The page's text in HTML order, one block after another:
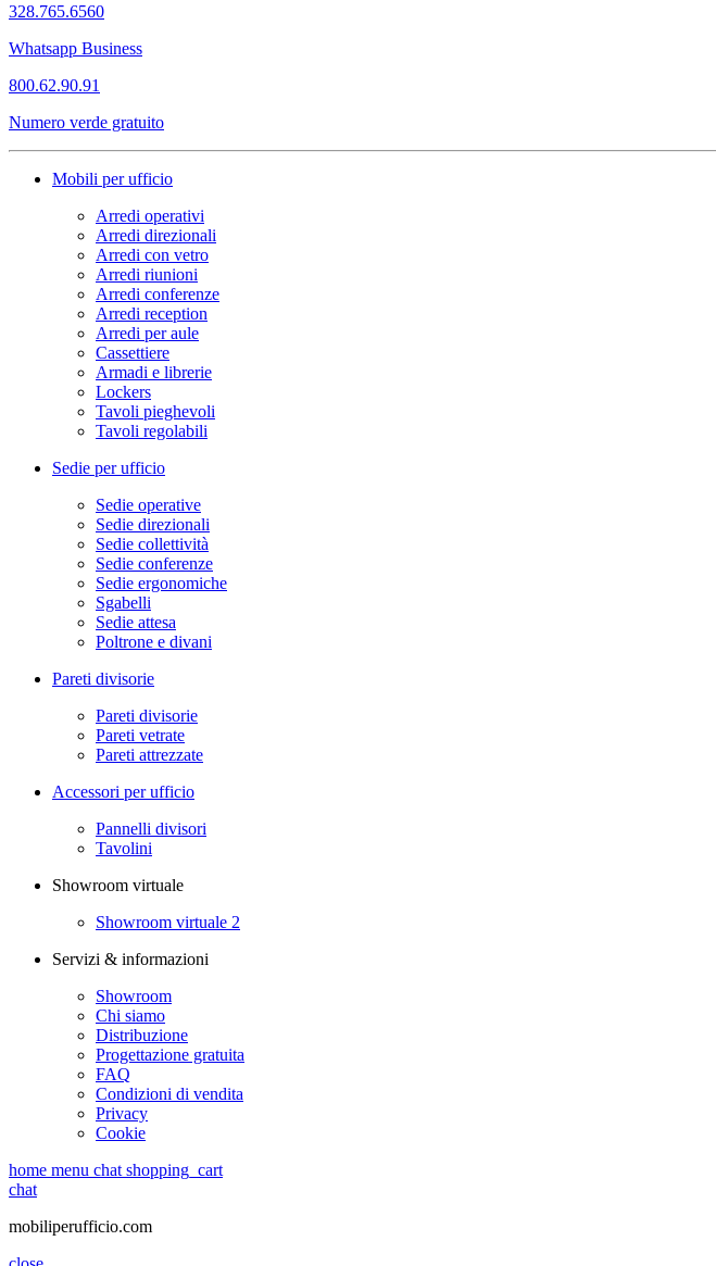
328.765.6560
Whatsapp Business
800.62.90.91
Numero verde gratuito
Mobili per ufficio
Arredi operativi
Arredi direzionali
Arredi con vetro
Arredi riunioni
Arredi conferenze
Arredi reception
Arredi per aule
Cassettiere
Armadi e librerie
Lockers
Tavoli pieghevoli
Tavoli regolabili
Sedie per ufficio
Sedie operative
Sedie direzionali
Sedie collettività
Sedie conferenze
Sedie ergonomiche
Sgabelli
Sedie attesa
Poltrone e divani
Pareti divisorie
Pareti divisorie
Pareti vetrate
Pareti attrezzate
Accessori per ufficio
Pannelli divisori
Tavolini
Showroom virtuale
Showroom virtuale 2
Servizi & informazioni
Showroom
Chi siamo
Distribuzione
Progettazione gratuita
FAQ
Condizioni di vendita
Privacy
Cookie
home menu chat shopping_cart
chat
mobiliperufficio.com